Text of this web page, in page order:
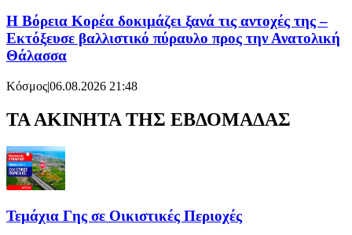
Η Βόρεια Κορέα δοκιμάζει ξανά τις αντοχές της –
Εκτόξευσε βαλλιστικό πύραυλο προς την Ανατολική
Θάλασσα
Κόσμος|06.08.2026 21:48
ΤΑ ΑΚΙΝΗΤΑ ΤΗΣ ΕΒΔΟΜΑΔΑΣ
Τεμάχια Γης σε Οικιστικές Περιοχές